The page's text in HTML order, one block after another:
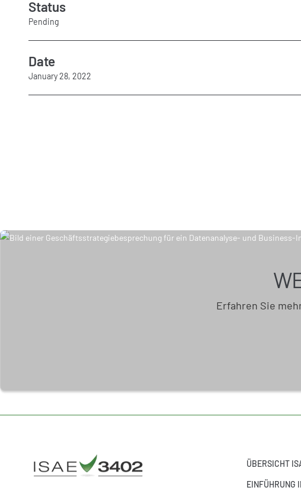
Status
Pending
Date
January 28, 2022
Erfahren Sie
ÜBERSICHT
EINFÜHRUNG